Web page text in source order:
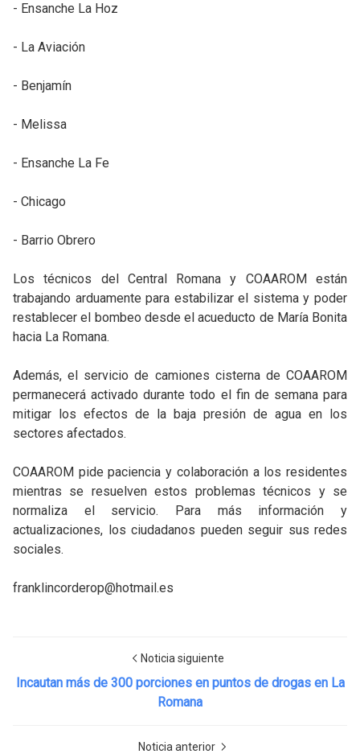
- Ensanche La Hoz
- La Aviación
- Benjamín
- Melissa
- Ensanche La Fe
- Chicago
- Barrio Obrero
Los técnicos del Central Romana y COAAROM están
trabajando arduamente para estabilizar el sistema y poder
restablecer el bombeo desde el acueducto de María Bonita
hacia La Romana.
Además, el servicio de camiones cisterna de COAAROM
permanecerá activado durante todo el fin de semana para
mitigar los efectos de la baja presión de agua en los
sectores afectados.
COAAROM pide paciencia y colaboración a los residentes
mientras se resuelven estos problemas técnicos y se
normaliza el servicio. Para más información y
actualizaciones, los ciudadanos pueden seguir sus redes
sociales.
franklincorderop@hotmail.es
Noticia siguiente
Incautan más de 300 porciones en puntos de drogas en La
Romana
Noticia anterior